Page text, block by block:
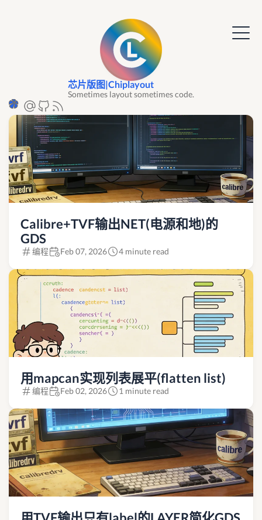
芯片版图|Chiplayout
Sometimes layout sometimes code.
Calibre+TVF输出NET(电源和地)的
GDS
编程 Feb 07, 2026 4 minute read
用mapcan实现列表展平(flatten list)
编程 Feb 02, 2026 1 minute read